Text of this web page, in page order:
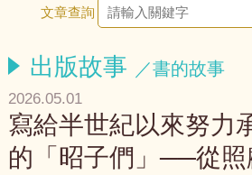
文章查詢
出版故事 ／書的故事
2026.05.01
寫給半世紀以來努力
的「昭子們」──從照